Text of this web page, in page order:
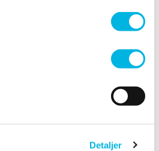
Detaljer
gruppetimer hver uke, som